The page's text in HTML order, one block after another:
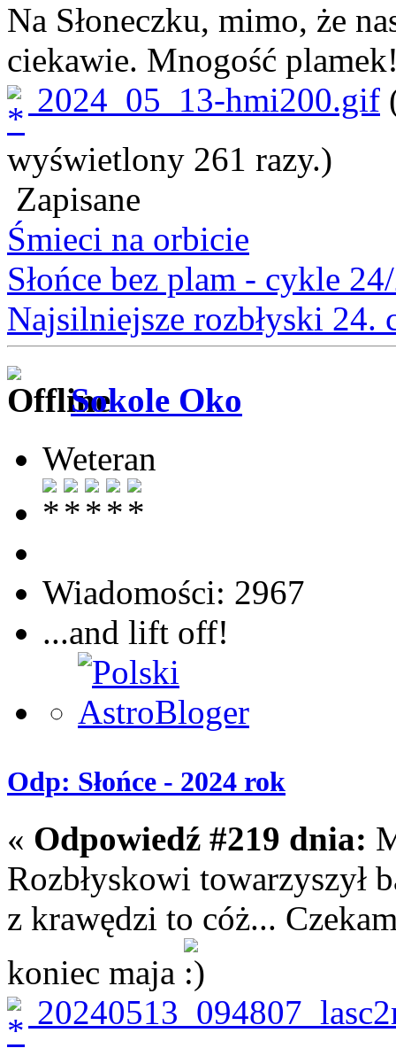
Na Słoneczku, mimo, że
ciekawie. Mnogość
2024_05_13-hmi200.gif
wyświetlony 261 razy.)
Zapisane
Śmieci na orbicie
Słońce bez plam - cykle
Najsilniejsze rozbłyski 24.
Sokole Oko
Weteran
Wiadomości: 2967
...and lift off!
Odp: Słońce - 2024 rok
« Odpowiedź #219 dnia:
Rozbłyskowi towarzyszył
z krawędzi to cóż...
koniec maja